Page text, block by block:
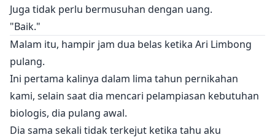
Juga tidak perlu bermusuhan dengan uang.
"Baik."
Malam itu, hampir jam dua belas ketika Ari Limbong
pulang.
Ini pertama kalinya dalam lima tahun pernikahan
kami, selain saat dia mencari pelampiasan kebutuhan
biologis, dia pulang awal.
Dia sama sekali tidak terkejut ketika tahu aku